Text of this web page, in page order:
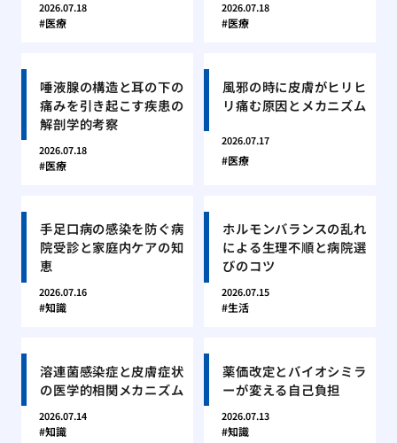
2026.07.18
医療
2026.07.18
医療
唾液腺の構造と耳の下の
痛みを引き起こす疾患の
解剖学的考察
2026.07.18
医療
風邪の時に皮膚がヒリヒ
リ痛む原因とメカニズム
2026.07.17
医療
手足口病の感染を防ぐ病
院受診と家庭内ケアの知
恵
2026.07.16
知識
ホルモンバランスの乱れ
による生理不順と病院選
びのコツ
2026.07.15
生活
溶連菌感染症と皮膚症状
の医学的相関メカニズム
2026.07.14
知識
薬価改定とバイオシミラ
ーが変える自己負担
2026.07.13
知識